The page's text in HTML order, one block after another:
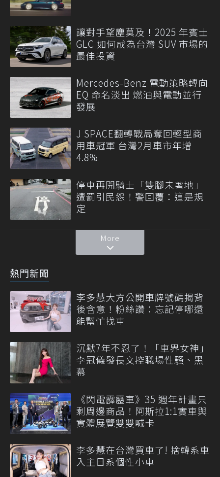
讓對手望塵莫及！2025 年賓士
GLC 如何成為台灣 SUV 市場的
最佳投資
Mercedes-Benz 電動策略轉向
EQ 命名淡出 燃油與電動並行
發展
J SPACE翻轉戰局奪回輕型商
用車冠軍 台灣2月車市年增
4.8%
停車再開騎士「雙腳未著地」
遭罰引民怨！警回覆：這是規
定
More
熱門新聞
李多慧大方公開車牌號碼揭背
後含意！粉絲讚：忘記停哪還
能幫忙找車
沉默7年不忍了！「車界女神」
李冠儀發長文控職場性騷、黑
幕
《閃電霹靂車》35 週年計畫只
剩周邊商品！阿斯拉1:1實車與
實體展覽雙雙喊卡
李多慧在台灣買車了! 捨韓系車
入主日系個性小車